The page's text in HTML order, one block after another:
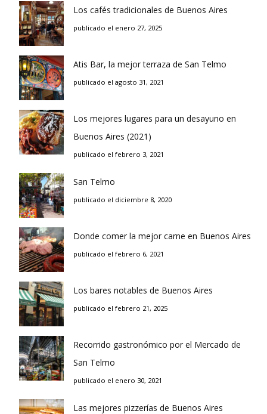
Los cafés tradicionales de Buenos Aires
publicado el enero 27, 2025
Atis Bar, la mejor terraza de San Telmo
publicado el agosto 31, 2021
Los mejores lugares para un desayuno en
Buenos Aires (2021)
publicado el febrero 3, 2021
San Telmo
publicado el diciembre 8, 2020
Donde comer la mejor carne en Buenos Aires
publicado el febrero 6, 2021
Los bares notables de Buenos Aires
publicado el febrero 21, 2025
Recorrido gastronómico por el Mercado de
San Telmo
publicado el enero 30, 2021
Las mejores pizzerías de Buenos Aires